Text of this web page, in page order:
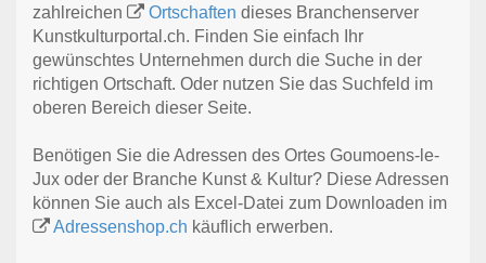
zahlreichen
Ortschaften dieses Branchenserver
Kunstkulturportal.ch. Finden Sie einfach Ihr
gewünschtes Unternehmen durch die Suche in der
richtigen Ortschaft. Oder nutzen Sie das Suchfeld im
oberen Bereich dieser Seite.
Benötigen Sie die Adressen des Ortes Goumoens-le-
Jux oder der Branche Kunst & Kultur? Diese Adressen
können Sie auch als Excel-Datei zum Downloaden im
Adressenshop.ch käuflich erwerben.